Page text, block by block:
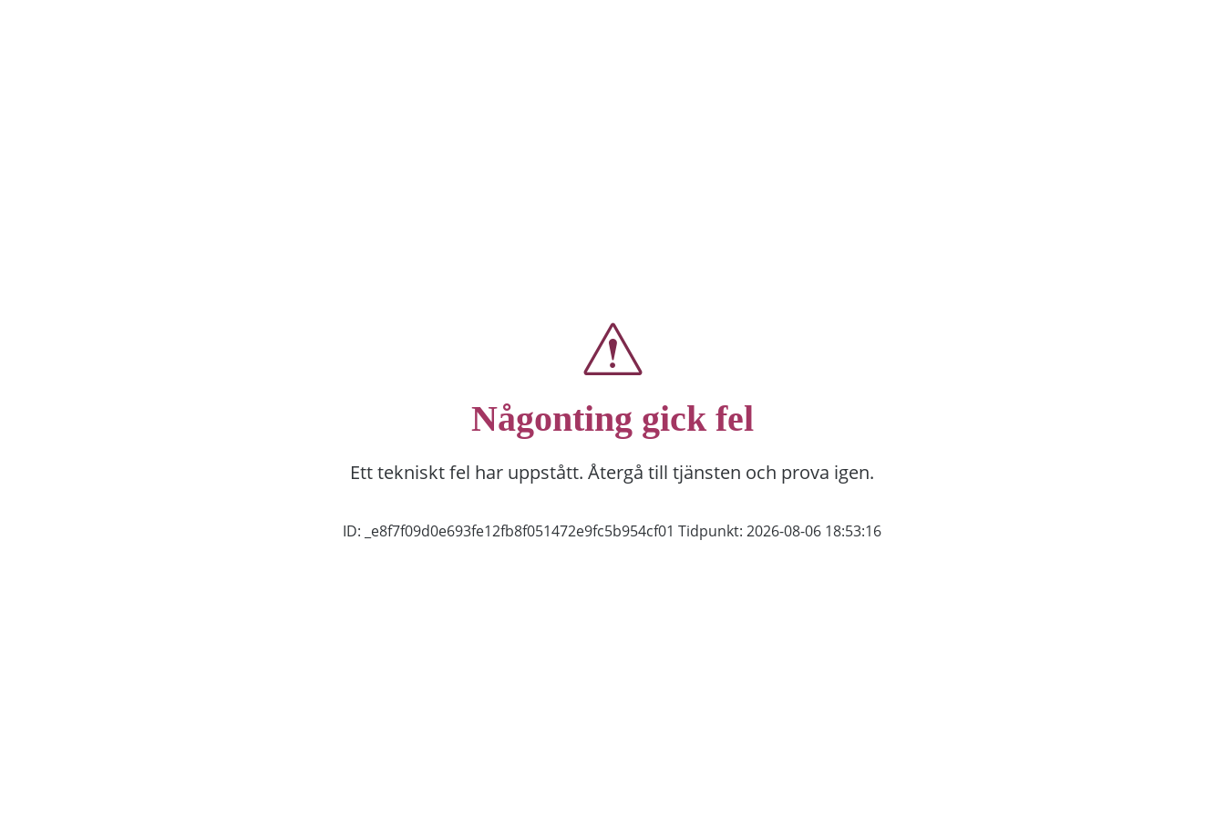
Någonting gick fel
Ett tekniskt fel har uppstått. Återgå till tjänsten och prova igen.
ID: _e8f7f09d0e693fe12fb8f051472e9fc5b954cf01Tidpunkt: 2026-08-06 18:53:16